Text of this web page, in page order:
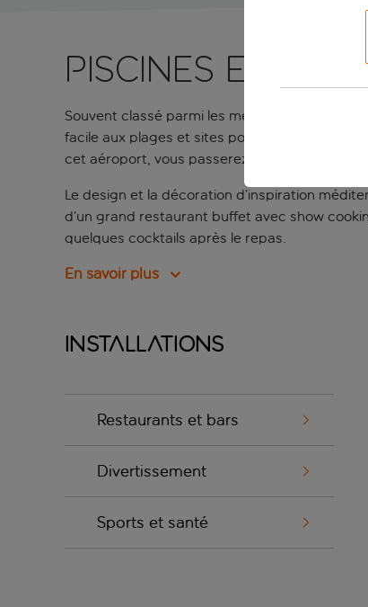
Piscines et
Souvent classé parmi les meilleurs hôtels de
facile aux plages et sites populaires. Il se
cet aéroport, vous passerez du siège de votre
Le design et la décoration d’inspiration
d’un grand restaurant buffet avec show
quelques cocktails après le repas.
En savoir plus
Installations
Restaurants et bars
Divertissement
Sports et santé